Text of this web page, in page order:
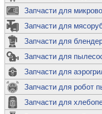
Запчасти для
Запчасти для
Запчасти для
Запчасти для
Запчасти для
Запчасти для робот
Запчасти для